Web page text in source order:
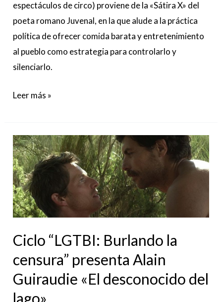
espectáculos de circo) proviene de la «Sátira X» del
poeta romano Juvenal, en la que alude a la práctica
política de ofrecer comida barata y entretenimiento
al pueblo como estrategia para controlarlo y
silenciarlo.
Leer más »
Ciclo “LGTBI: Burlando la
censura” presenta Alain
Guiraudie «El desconocido del
lago»
Ciclo
“LGTBI:
Burlando
la
censura”
presenta
Alain
«El
desconocido
del